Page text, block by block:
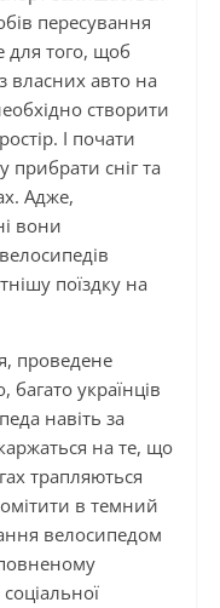
пересування
для того, щоб
власних авто на
створити
І почати
прибрати сніг та
Адже,
вони
поїздку на
проведене
українців
навіть за
на те, що
трапляються
в темний
велосипедом